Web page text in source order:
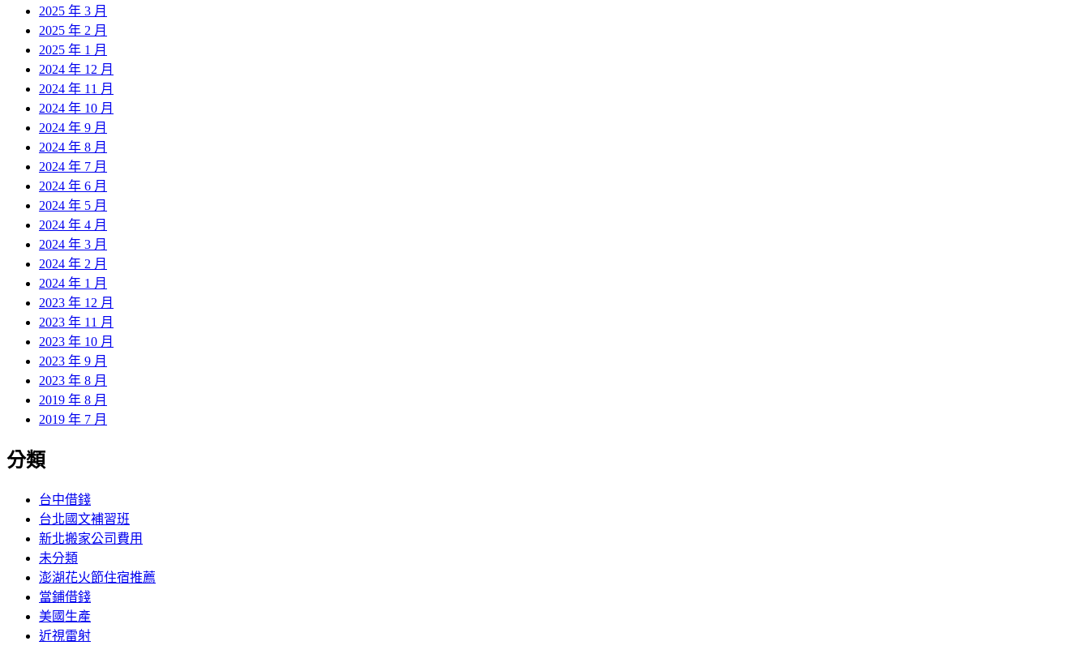
2025 年 3 月
2025 年 2 月
2025 年 1 月
2024 年 12 月
2024 年 11 月
2024 年 10 月
2024 年 9 月
2024 年 8 月
2024 年 7 月
2024 年 6 月
2024 年 5 月
2024 年 4 月
2024 年 3 月
2024 年 2 月
2024 年 1 月
2023 年 12 月
2023 年 11 月
2023 年 10 月
2023 年 9 月
2023 年 8 月
2019 年 8 月
2019 年 7 月
分類
台中借錢
台北國文補習班
新北搬家公司費用
未分類
澎湖花火節住宿推薦
當鋪借錢
美國生產
近視雷射